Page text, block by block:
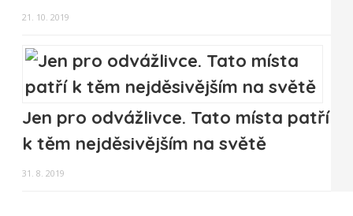
21. 10. 2019
Jen pro odvážlivce. Tato místa patří
k těm nejděsivějším na světě
31. 8. 2019